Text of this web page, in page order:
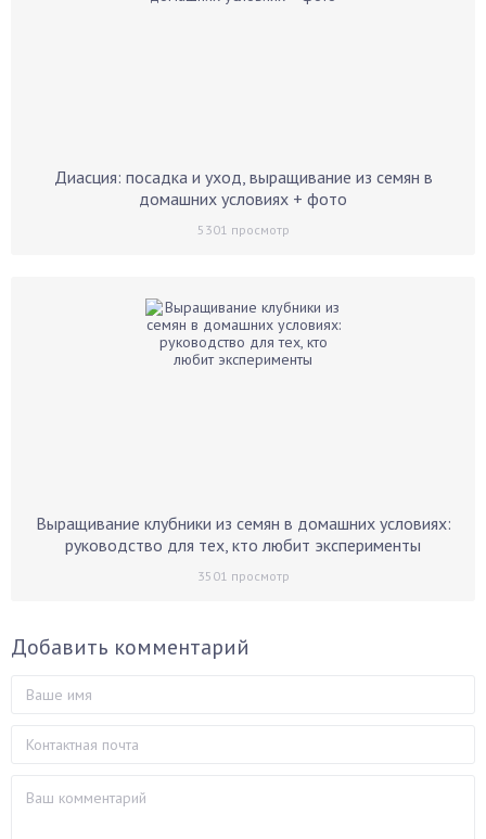
Диасция: посадка и уход, выращивание из семян в
домашних условиях + фото
5301 просмотр
Выращивание клубники из семян в домашних условиях:
руководство для тех, кто любит эксперименты
3501 просмотр
Добавить комментарий